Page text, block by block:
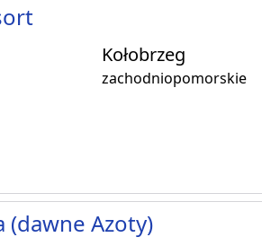
Kołobrzeg
zachodniopomorskie
(dawne Azoty)